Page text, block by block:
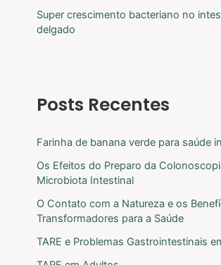
Super crescimento bacteriano no
delgado
Posts Recentes
Farinha de banana verde para saúde
Os Efeitos do Preparo da
Microbiota Intestinal
O Contato com a Natureza e os
Transformadores para a Saúde
TARE e Problemas Gastrointestinais